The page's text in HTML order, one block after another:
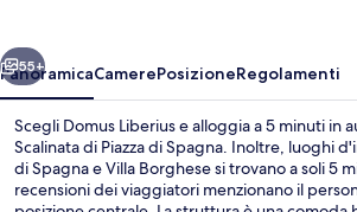
Avanti
55+
PanoramicaCamerePosizioneRegolamenti
Scegli Domus Liberius e alloggia a 5 minuti in
Scalinata di Piazza di Spagna. Inoltre, luoghi
di Spagna e Villa Borghese si trovano a soli 5
recensioni dei viaggiatori menzionano il